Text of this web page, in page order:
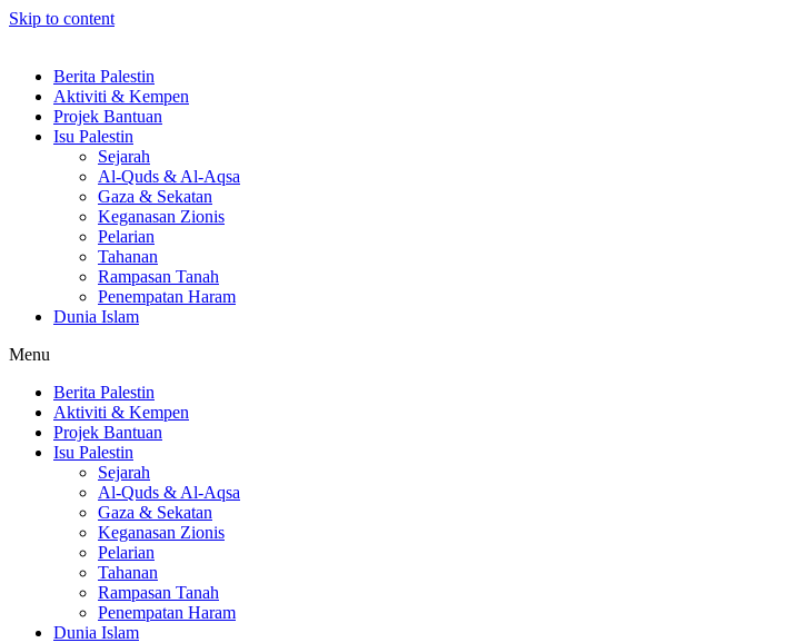
Skip to content
Berita Palestin
Aktiviti & Kempen
Projek Bantuan
Isu Palestin
Sejarah
Al-Quds & Al-Aqsa
Gaza & Sekatan
Keganasan Zionis
Pelarian
Tahanan
Rampasan Tanah
Penempatan Haram
Dunia Islam
Menu
Berita Palestin
Aktiviti & Kempen
Projek Bantuan
Isu Palestin
Sejarah
Al-Quds & Al-Aqsa
Gaza & Sekatan
Keganasan Zionis
Pelarian
Tahanan
Rampasan Tanah
Penempatan Haram
Dunia Islam